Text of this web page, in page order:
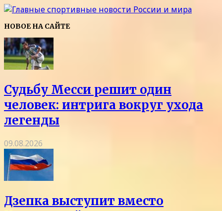
НОВОЕ НА САЙТЕ
Судьбу Месси решит один
человек: интрига вокруг ухода
легенды
09.08.2026
Дзепка выступит вместо